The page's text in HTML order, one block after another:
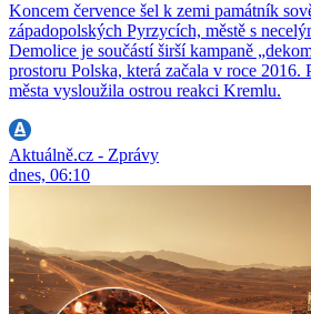
Koncem července šel k zemi památník
západopolských Pyrzycích, městě s
Demolice je součástí širší kampaně
prostoru Polska, která začala v roce 2016.
města vysloužila ostrou reakci Kremlu.
Aktuálně.cz - Zprávy
dnes, 06:10